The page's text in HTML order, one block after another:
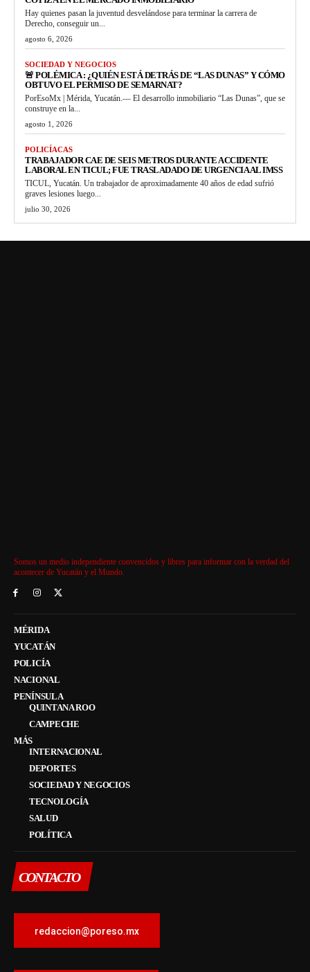
Hay quienes pasan la juventud desvelándose para terminar la carrera de
Derecho, conseguir un...
agosto 6, 2026
SOCIEDAD Y NEGOCIOS
🚨 POLÉMICA : ¿QUIÉN ESTÁ DETRÁS DE “LAS DUNAS” Y CÓMO
OBTUVO EL PERMISO DE SEMARNAT?
PorEsoMx | Mérida, Yucatán.— El desarrollo inmobiliario “Las Dunas”, que se
construye en la...
agosto 1, 2026
POLICÍACAS
TRABAJADOR CAE DE SEIS METROS DURANTE ACCIDENTE
LABORAL EN TICUL; FUE TRASLADADO DE URGENCIA AL IMSS
TICUL, Yucatán. Un trabajador de aproximadamente 40 años de edad sufrió
graves lesiones luego...
julio 30, 2026
Somos un medio independiente convencidos y libres para informar con la verdad del
acontecer de Yucatán y el Mundo.
MÉRIDA
YUCATÁN
POLICÍA
NACIONAL
PENÍNSULA
QUINTANA ROO
CAMPECHE
MÁS
INTERNACIONAL
DEPORTES
SOCIEDAD Y NEGOCIOS
TECNOLOGÍA
SALUD
POLÍTICA
CONTACTO
redaccion@poreso.mx